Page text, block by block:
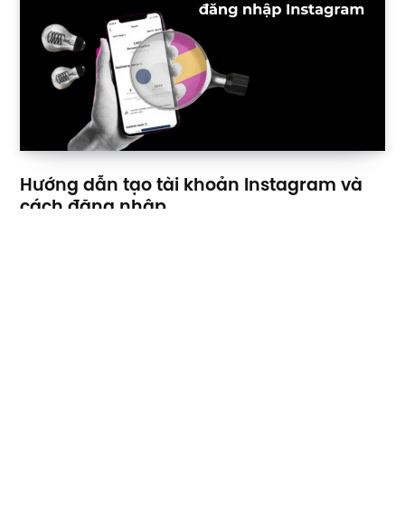
Hướng dẫn tạo tài khoản Instagram và
cách đăng nhập